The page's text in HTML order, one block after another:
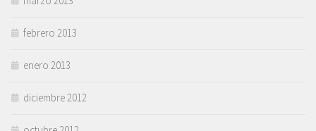
febrero 2013
enero 2013
diciembre 2012